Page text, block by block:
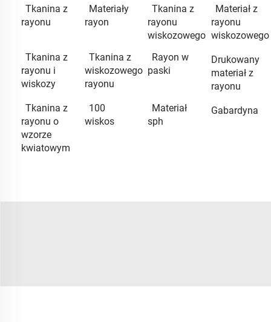
Tkanina z
rayonu
Materiały
rayon
Tkanina z
rayonu
wiskozowego
Materiał z
rayonu
wiskozowego
Tkanina z
rayonu i
wiskozy
Tkanina z
wiskozowego
rayonu
Rayon w
paski
Drukowany
materiał z
rayonu
Tkanina z
rayonu o
wzorze
kwiatowym
100
wiskos
Materiał
sph
Gabardyna